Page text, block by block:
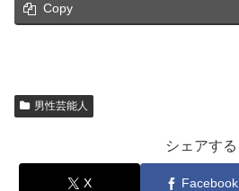
Copy
男性芸能人
シェアする
X Facebook